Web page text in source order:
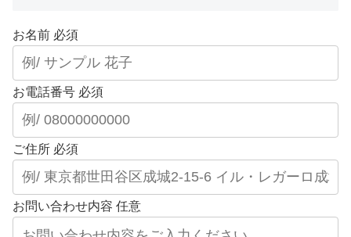
お名前 必須
お電話番号 必須
ご住所 必須
お問い合わせ内容 任意